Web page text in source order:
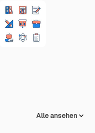
Alle ansehen